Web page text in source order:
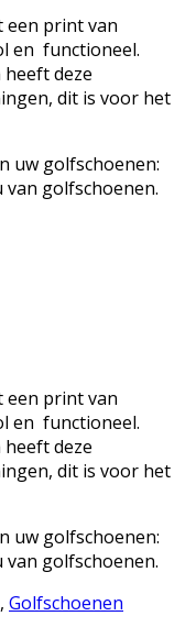
een print van
en functioneel.
deze
dit is voor het
uw golfschoenen:
golfschoenen.
een print van
en functioneel.
deze
dit is voor het
uw golfschoenen:
golfschoenen.
, Golfschoenen